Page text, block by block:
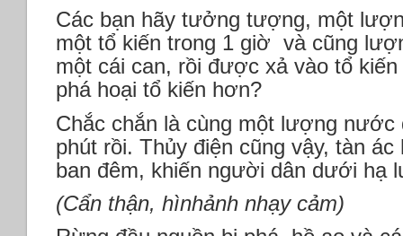
Các bạn hãy tưởng tượng, một
một tổ kiến trong 1 giờ và cũng
một cái can, rồi được xả vào tổ
phá hoại tổ kiến hơn?
Chắc chắn là cùng một lượng
phút rồi. Thủy điện cũng vậy, tàn
ban đêm, khiến người dân dưới hạ
(Cẩn thận, hìnhảnh nhạy cảm)